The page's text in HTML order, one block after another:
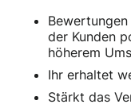
der Kunden
höherem
Ihr erhaltet
Stärkt das